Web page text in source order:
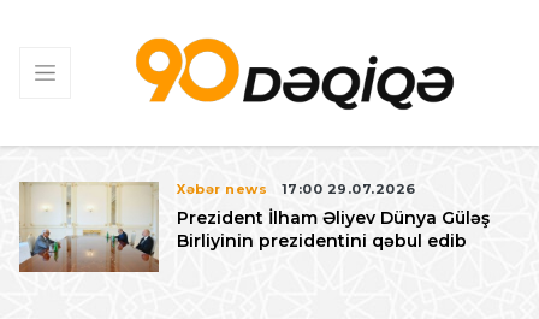
Xəbər news 17:00 29.07.2026
Prezident İlham Əliyev Dünya Güləş
Birliyinin prezidentini qəbul edib